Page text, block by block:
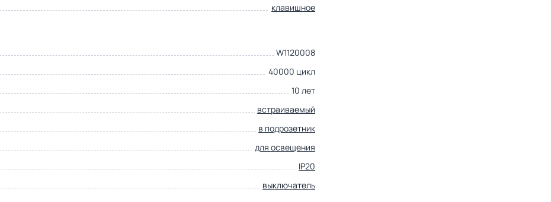
клавишное
W1120008
40000 цикл
10 лет
встраиваемый
в подрозетник
для освещения
IP20
выключатель